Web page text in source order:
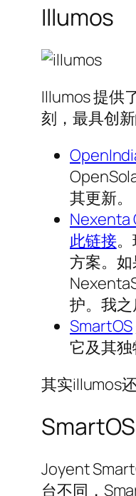
Illumos
Illumos 提供
刻，最具创
其更新。
Nexenta
此链接。
方案。如
护。我之
SmartOS
它及其独
其实illumos
Joyent
台不同，